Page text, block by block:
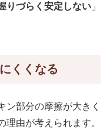
りづらく安定しない 」
くくなる
ン部分の摩擦が大きく
由が考えられます。